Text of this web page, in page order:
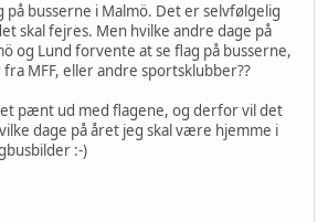
på busserne i Malmö. Det er selvfølgelig
skal fejres. Men hvilke andre dage på
og Lund forvente at se flag på busserne,
MFF, eller andre sportsklubber??
pænt ud med flagene, og derfor vil det
dage på året jeg skal være hjemme i
:-)